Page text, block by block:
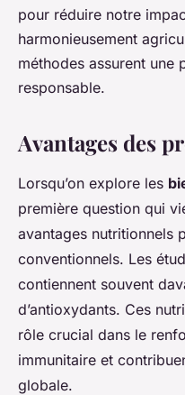
pour réduire notre
harmonieusement
méthodes assurent une
responsable.
Avantages des
Lorsqu’on explore les
première question qui
avantages nutritionnels
conventionnels. Les
contiennent souvent
d’antioxydants. Ces
rôle crucial dans le
immunitaire et
globale.